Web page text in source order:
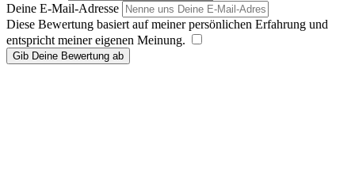
Deine E-Mail-Adresse
Diese Bewertung basiert auf meiner persönlichen Erfahrung und
entspricht meiner eigenen Meinung.
Gib Deine Bewertung ab